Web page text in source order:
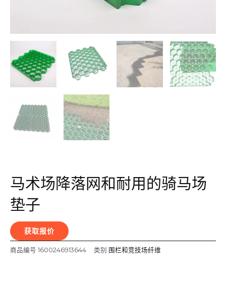
马术场降落网和耐用的骑马场
垫子
获取报价
商品编号 1600246913644 类别 围栏和竞技场纤维